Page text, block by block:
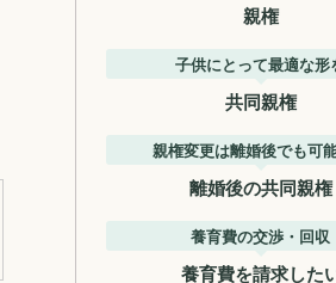
親権
子供にとって最適な形
共同親権
親権変更は離婚後でも可
離婚後の共同親権
養育費の交渉・回収
養育費を請求した